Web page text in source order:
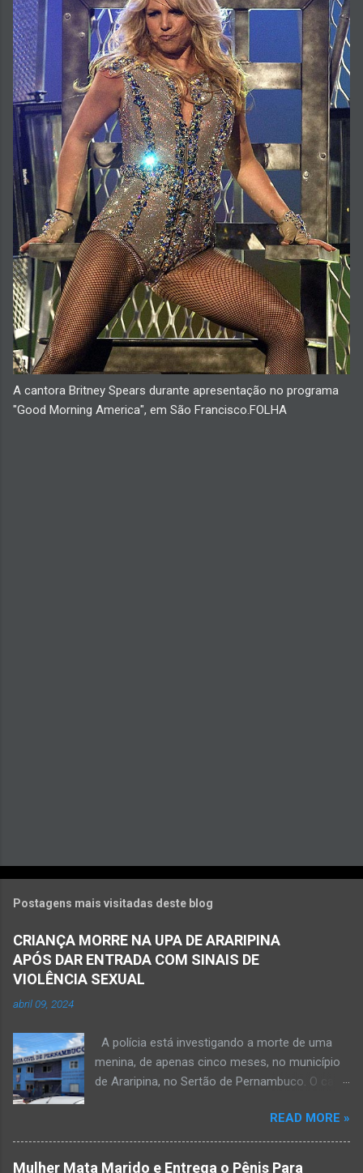
A cantora Britney Spears durante apresentação no programa
"Good Morning America", em São Francisco.FOLHA
Postagens mais visitadas deste blog
CRIANÇA MORRE NA UPA DE ARARIPINA
APÓS DAR ENTRADA COM SINAIS DE
VIOLÊNCIA SEXUAL
abril 09, 2024
A polícia está investigando a morte de uma
menina, de apenas cinco meses, no município
de Araripina, no Sertão de Pernambuco. O caso
morte a esclarecer”. A PM diz que, na segunda-
feira (8), foi acionada para verificar uma
possível ocorrência de estupro de vulnerável,
READ MORE »
Mulher Mata Marido e Entrega o Pênis Para